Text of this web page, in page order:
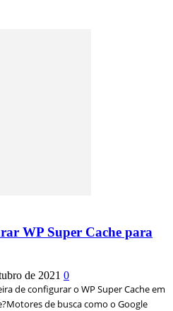
WP Super Cache para
de 2021 0
de configurar o WP Super Cache em
de busca como o Google